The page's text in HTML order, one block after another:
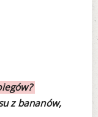
z bananów,